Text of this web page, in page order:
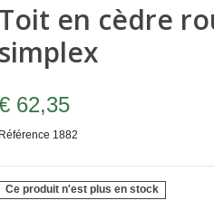
Toit en cèdre
simplex
62,35
Référence 1882
Ce produit n'est plus en stock